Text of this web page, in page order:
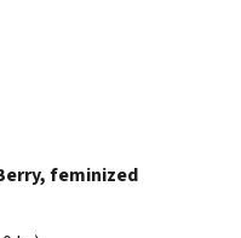
feminized